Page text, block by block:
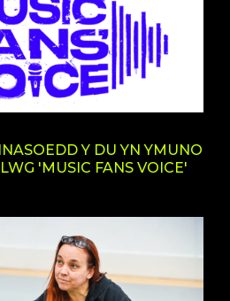
Y DU YN YMUNO
'MUSIC FANS VOICE'